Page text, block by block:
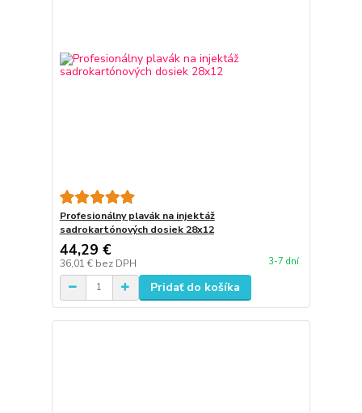
Profesionálny plavák na injektáž
sadrokartónových dosiek 28x12
44,29 €
36,01 € bez DPH 3-7 dní
Pridať do košíka